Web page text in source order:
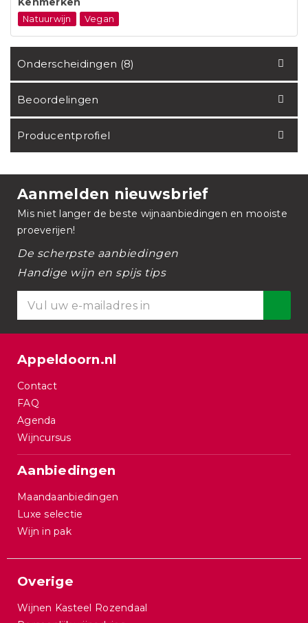
Natuurwijn Vegan
Onderscheidingen (8)
Beoordelingen
Producentprofiel
Aanmelden nieuwsbrief
Mis niet langer de beste wijnaanbiedingen en mooiste
proeverijen!
De scherpste aanbiedingen
Handige wijn en spijs tips
Appeldoorn.nl
Contact
FAQ
Agenda
Wijncursus
Aanbiedingen
Maandaanbiedingen
Luxe selectie
Wijn in pak
Overige
Wijnen Kasteel Rozendaal